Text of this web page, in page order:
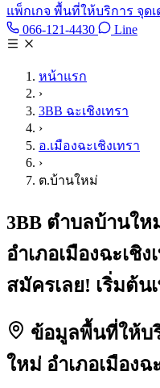
แพ็กเกจ พื้นที่ให้บริการ จุด
066-121-4430 โทร 066-
LineLine
หน้าแรก
›
3BB ฉะเชิงเทรา
›
อ.เมืองฉะเชิงเทรา
›
ต.บ้านใหม่
3BB ตำบลบ้านให
อำเภอเมืองฉะเชิ
สมัครเลย! เริ่มต้น
ข้อมูลพื้นที่ให้บ
ใหม่ อำเภอเมืองฉ